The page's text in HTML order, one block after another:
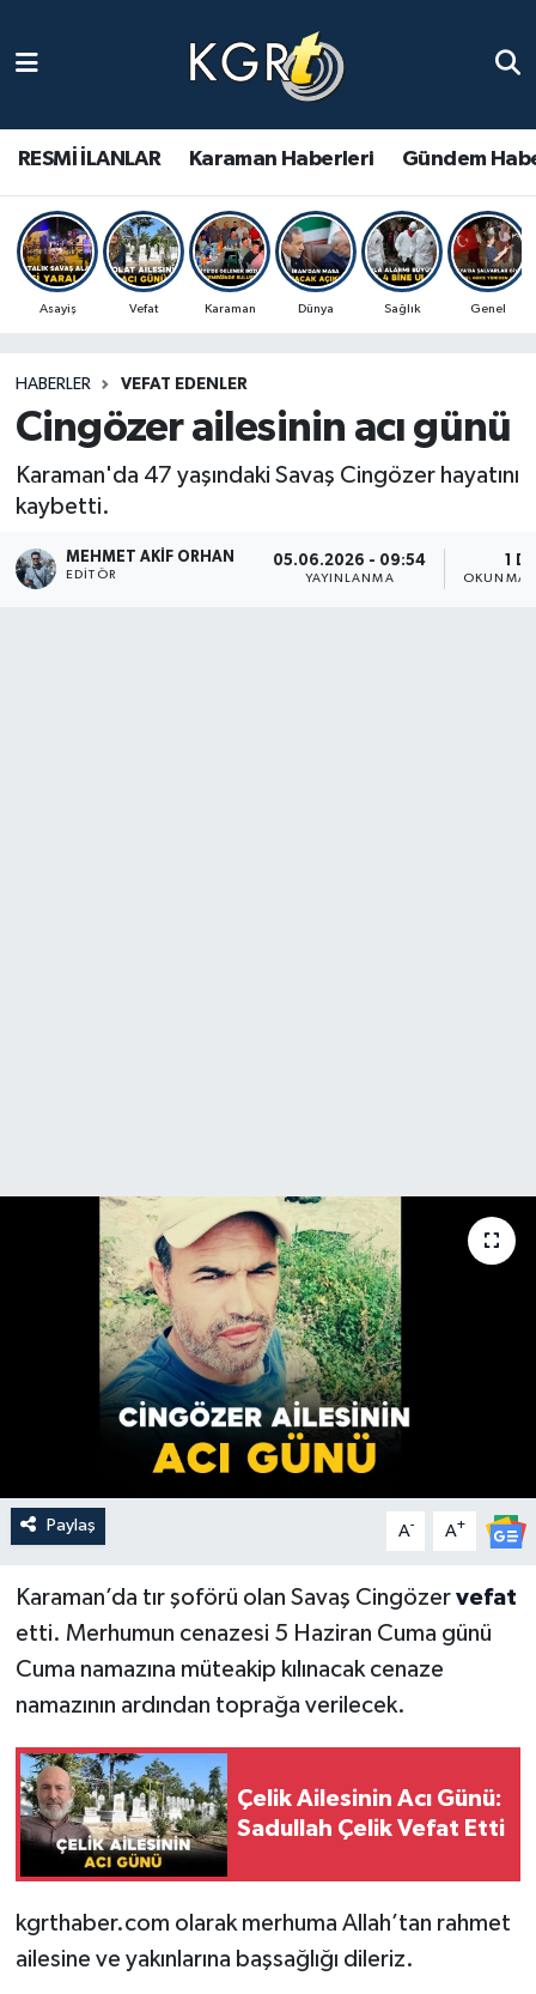
RESMİ İLANLAR Karaman Haberleri Gündem
Asayiş Vefat Karaman Dünya Sağlık Genel
HABERLER VEFAT EDENLER
Cingözer ailesinin acı günü
Karaman'da 47 yaşındaki Savaş Cingözer hayatını
kaybetti.
MEHMET AKIF ORHAN
EDITÖR
05.06.2026 - 09:54
YAYINLANMA
1
OKUNMA
Paylaş A- A+
Karaman’da tır şoförü olan Savaş Cingözer vefat
etti. Merhumun cenazesi 5 Haziran Cuma günü
Cuma namazına müteakip kılınacak cenaze
namazının ardından toprağa verilecek.
Çelik Ailesinin Acı Günü:
Sadullah Çelik Vefat Etti
kgrthaber.com olarak merhuma Allah’tan rahmet
ailesine ve yakınlarına başsağlığı dileriz.
Gündem Haberleri
Güncel Haberler
Spor Haberleri
Ulusal Haberler